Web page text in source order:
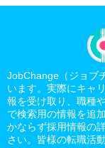
JobChange（ジョブ
います。実際にキャ
報を受け取り、職種
で検索用の情報を追
かならず採用情報の
さい。皆様の転職活